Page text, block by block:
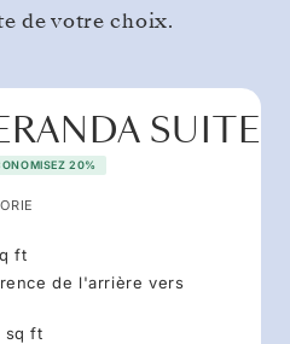
de votre choix.
SUITE
20%
ft
de l'arrière vers
sq ft